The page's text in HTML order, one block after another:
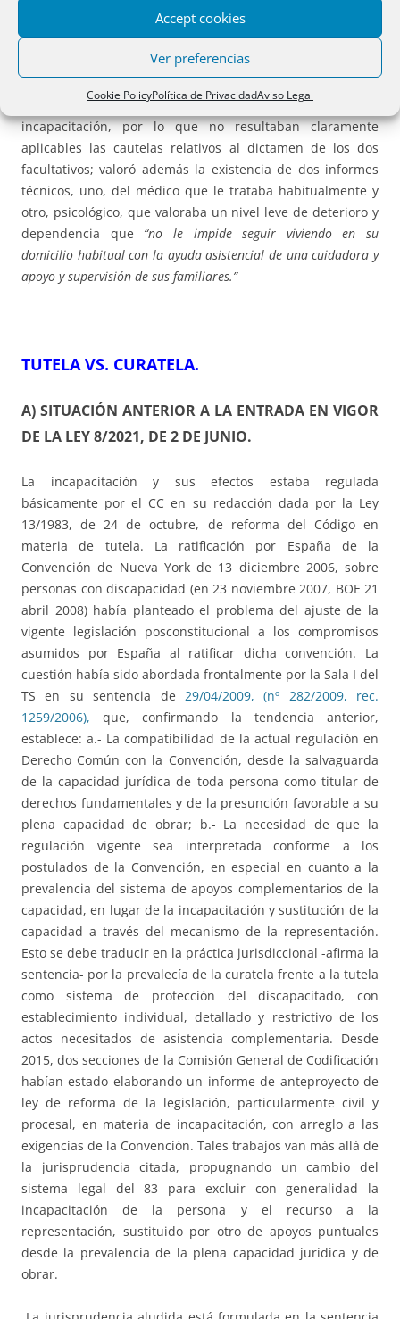
Accept cookies
Ver preferencias
Cookie PolicyPolítica de PrivacidadAviso Legal
declaran la nulidad del testamento por los mismos motivos
que respecto del otorgado con posterioridad. La casación
estima el recurso y declara la validez del testamento,
había auto de medidas provisionales pero no sentencia de
incapacitación, por lo que no resultaban claramente
aplicables las cautelas relativos al dictamen de los dos
facultativos; valoró además la existencia de dos informes
técnicos, uno, del médico que le trataba habitualmente y
otro, psicológico, que valoraba un nivel leve de deterioro y
dependencia que “no le impide seguir viviendo en su
domicilio habitual con la ayuda asistencial de una cuidadora y
apoyo y supervisión de sus familiares.”
TUTELA VS. CURATELA.
A) SITUACIÓN ANTERIOR A LA ENTRADA EN VIGOR
DE LA LEY 8/2021, DE 2 DE JUNIO.
La incapacitación y sus efectos estaba regulada
básicamente por el CC en su redacción dada por la Ley
13/1983, de 24 de octubre, de reforma del Código en
materia de tutela. La ratificación por España de la
Convención de Nueva York de 13 diciembre 2006, sobre
personas con discapacidad (en 23 noviembre 2007, BOE 21
abril 2008) había planteado el problema del ajuste de la
vigente legislación posconstitucional a los compromisos
asumidos por España al ratificar dicha convención. La
cuestión había sido abordada frontalmente por la Sala I del
TS en su sentencia de 29/04/2009, (nº 282/2009, rec.
1259/2006), que, confirmando la tendencia anterior,
establece: a.- La compatibilidad de la actual regulación en
Derecho Común con la Convención, desde la salvaguarda
de la capacidad jurídica de toda persona como titular de
derechos fundamentales y de la presunción favorable a su
plena capacidad de obrar; b.- La necesidad de que la
regulación vigente sea interpretada conforme a los
postulados de la Convención, en especial en cuanto a la
prevalencia del sistema de apoyos complementarios de la
capacidad, en lugar de la incapacitación y sustitución de la
capacidad a través del mecanismo de la representación.
Esto se debe traducir en la práctica jurisdiccional -afirma la
sentencia- por la prevalecía de la curatela frente a la tutela
como sistema de protección del discapacitado, con
establecimiento individual, detallado y restrictivo de los
actos necesitados de asistencia complementaria. Desde
2015, dos secciones de la Comisión General de Codificación
habían estado elaborando un informe de anteproyecto de
ley de reforma de la legislación, particularmente civil y
procesal, en materia de incapacitación, con arreglo a las
exigencias de la Convención. Tales trabajos van más allá de
la jurisprudencia citada, propugnando un cambio del
sistema legal del 83 para excluir con generalidad la
incapacitación de la persona y el recurso a la
representación, sustituido por otro de apoyos puntuales
desde la prevalencia de la plena capacidad jurídica y de
obrar.